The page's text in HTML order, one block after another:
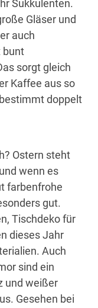
Sukkulenten.
Gläser und
auch
bunt
sorgt gleich
Kaffee aus so
doppelt
Ostern steht
wenn es
farbenfrohe
gut.
Tischdeko für
dieses Jahr
Auch
sind ein
und weißer
Gesehen bei